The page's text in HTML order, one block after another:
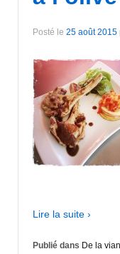
Posté le 25 août 2015
Lire la suite ›
Publié dans De la